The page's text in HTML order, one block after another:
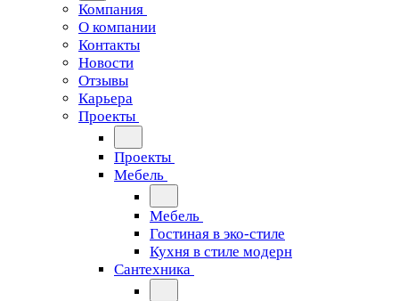
Компания
О компании
Контакты
Новости
Отзывы
Карьера
Проекты
Проекты
Мебель
Мебель
Гостиная в эко-стиле
Кухня в стиле модерн
Сантехника